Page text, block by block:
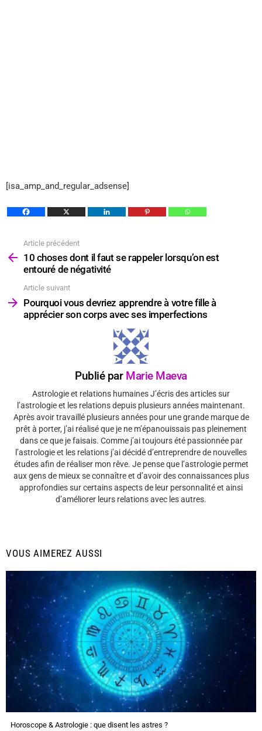
[isa_amp_and_regular_adsense]
plus
Article précédent
10 choses dont il faut se rappeler lorsqu’on est
entouré de négativité
Article suivant
Pourquoi vous devriez apprendre à votre fille à
apprécier son corps avec ses imperfections
Publié par Marie Maeva
Astrologie et relations humaines J’écris des articles sur
l’astrologie et les relations depuis plusieurs années maintenant.
Après avoir travaillé plusieurs années pour une grande marque de
prêt à porter, j’ai réalisé que je ne m’épanouissais pas pleinement
dans ce que je faisais. Comme j’ai toujours été passionnée par
l’astrologie et les relations j’ai décidé d’entreprendre de nouvelles
études afin de réaliser mon rêve. Je pense que l’astrologie permet
aux gens de mieux se connaître et d’avoir des connaissances plus
approfondies sur certains aspects de leur personnalité et ainsi
d’améliorer leurs relations avec les autres.
VOUS AIMEREZ AUSSI
Horoscope & Astrologie : que disent les astres ?